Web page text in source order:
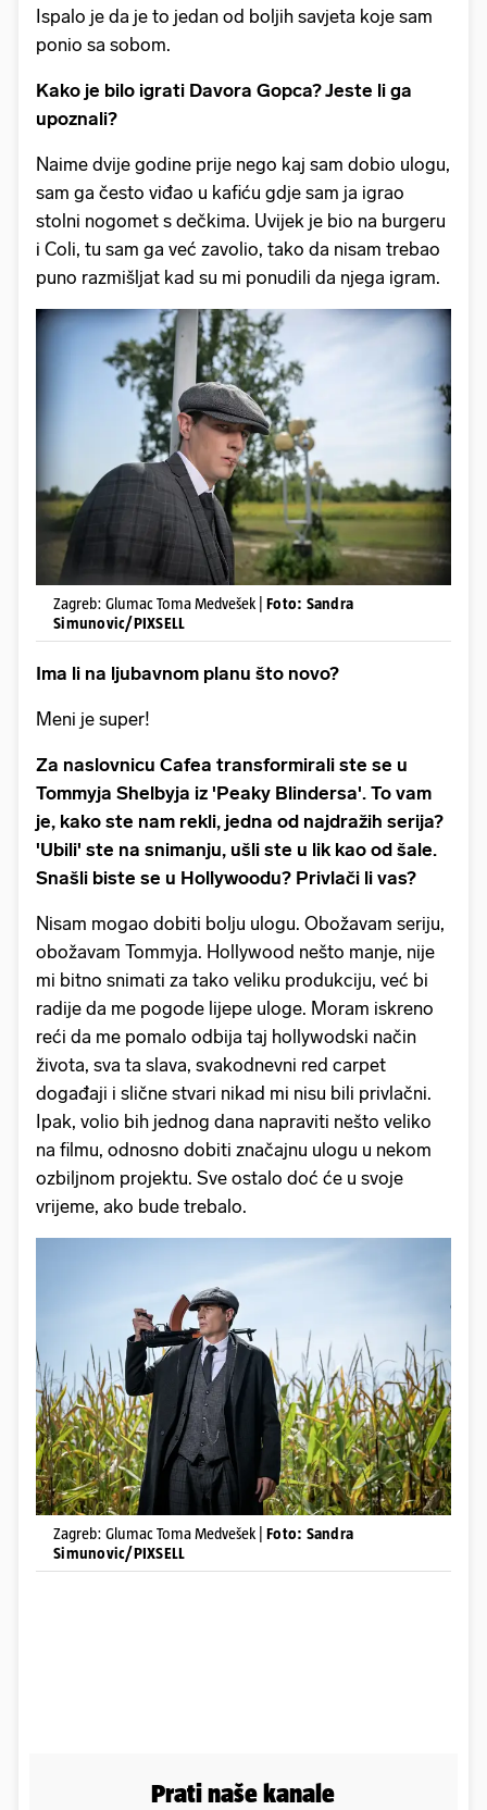
Ispalo je da je to jedan od boljih savjeta koje sam
ponio sa sobom.
Kako je bilo igrati Davora Gopca? Jeste li ga
upoznali?
Naime dvije godine prije nego kaj sam dobio ulogu,
sam ga često viđao u kafiću gdje sam ja igrao
stolni nogomet s dečkima. Uvijek je bio na burgeru
i Coli, tu sam ga već zavolio, tako da nisam trebao
puno razmišljat kad su mi ponudili da njega igram.
Zagreb: Glumac Toma Medvešek | Foto: Sandra
Simunovic/PIXSELL
Ima li na ljubavnom planu što novo?
Meni je super!
Za naslovnicu Cafea transformirali ste se u
Tommyja Shelbyja iz 'Peaky Blindersa'. To vam
je, kako ste nam rekli, jedna od najdražih serija?
'Ubili' ste na snimanju, ušli ste u lik kao od šale.
Snašli biste se u Hollywoodu? Privlači li vas?
Nisam mogao dobiti bolju ulogu. Obožavam seriju,
obožavam Tommyja. Hollywood nešto manje, nije
mi bitno snimati za tako veliku produkciju, već bi
radije da me pogode lijepe uloge. Moram iskreno
reći da me pomalo odbija taj hollywodski način
života, sva ta slava, svakodnevni red carpet
događaji i slične stvari nikad mi nisu bili privlačni.
Ipak, volio bih jednog dana napraviti nešto veliko
na filmu, odnosno dobiti značajnu ulogu u nekom
ozbiljnom projektu. Sve ostalo doć će u svoje
vrijeme, ako bude trebalo.
Zagreb: Glumac Toma Medvešek | Foto: Sandra
Simunovic/PIXSELL
Prati naše kanale